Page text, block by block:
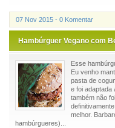
07 Nov 2015 - 0 Komentar
Hambúrguer Vegano com
Esse
Eu venho
pasta de
e foi adaptada
também não
melhor.
hambúrgueres)...